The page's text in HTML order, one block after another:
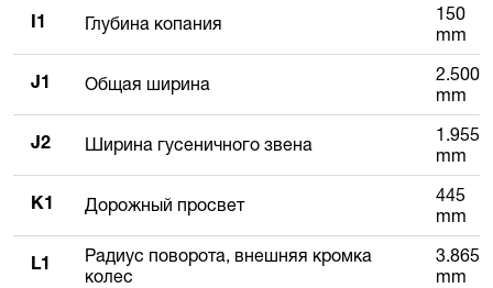
I1 Глубина копания
150
mm
J1 Общая ширина
2.500
mm
J2 Ширина гусеничного звена
1.955
mm
K1 Дорожный просвет
445
mm
L1
Радиус поворота, внешняя кромка
колес
3.865
mm